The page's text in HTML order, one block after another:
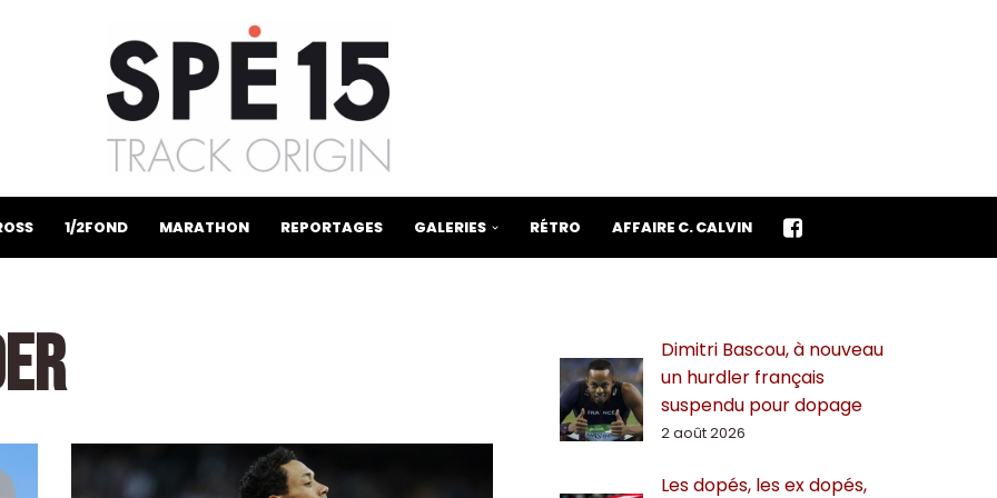
1/2FOND MARATHON REPORTAGES GALERIES RÉTRO AFFAIRE C. CALVIN
Dimitri Bascou, à nouveau
un hurdler français
suspendu pour dopage
2 août 2026
Les dopés, les ex dopés,